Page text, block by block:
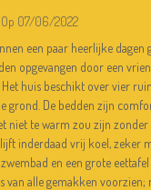
Op 07/06/2022
een paar heerlijke dagen
opgevangen door een
huis beschikt over vier
grond. De bedden zijn
niet te warm zou zijn
inderdaad vrij koel, zeker
en een grote
van alle gemakken voorzien;